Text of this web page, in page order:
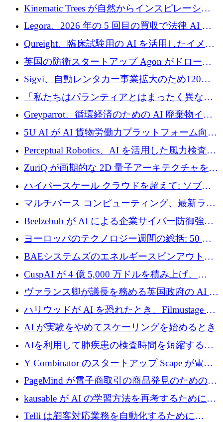
Intropy が 1,100 万ドルを調達
Kinematic Trees が自然からインスピレーショ
ンを得たロボット ソフトウェアを拡張するた
めに 58 万 5,000 ポンドを調達
Legora、2026 年の 5 回目の買収で法律 AI ス
タートアップ Wexler を買収
Qureight、臨床試験用の AI を活用したイメー
ジング プラットフォームを拡張するためにシ
リーズ B で 2,000 万ドルを確保
英国の防衛スタートアップ Agon がドローン
攻撃に対抗する仮想戦場を構築、3,000 万ドル
を調達
Sigvi、自動レンタカー事業拡大のため120万
ユーロを調達
「私たちはパランティアとはまったく異なる
会社です」とフランス人の「控えめな」後任
者は言う
Greyparrot、循環経済のための AI 廃棄物イン
テリジェンスを拡張するためにシリーズ B で
2,700 万ドルを確保
5U AI が AI 貨物労働力プラットフォーム向け
に 320 万ドルのプレシードを獲得
Perceptual Robotics、AI を活用した風力検査の
規模拡大に向けて 400 万ポンド以上を確保
ZuriQ が画期的な 2D 量子アーキテクチャを拡
張するために 2,550 万ドルを調達
ハイパースケール クラウドを超えて: ソブリ
ン コンピューティングに対する DFINITY の
ビジョン
マルチバース コンピューティング、最新ラウ
ンドで最大 5 億 7,000 万ドルを目標
Beelzebub が AI による企業サイバー防御強化
のために 300 万ユーロを調達
ヨーロッパのテクノロジー週間の総括: 50 以
上の取引に 10 億ユーロ以上を投資
BAEシステムズのエネルギースピンアウト原
子力タービンが1500万ポンドの資金調達でス
テルスから浮上
CuspAI が 4 億 5,000 万ドルを積み上げ、
Resist.UA が 5,000 万ユーロの基金を立ち上
げ、DSIT が廃止される
ヴァランス卿が議長を務める英国政府の AI タ
スクフォースが発足
ハリウッドが AI を恐れたとき、Filmustage は
代わりにプリプロダクションに賭けました
AI が実験をやめてスケーリングを始めるとき
AIを利用して肺疾患の検査時間を短縮する英
国のヘルステック挑戦者が1900万ドルを獲得
Y Combinator のスタートアップ Scape が電子
メールを再考するために 320 万ドルを調達し
てステルスから浮上
PageMind が電子商取引の商品発見のための
AI を拡張するために 120 万ユーロを調達
kausable が AI の学習方法を再考するために
1,200 万ユーロを調達
Telli は顧客対応業務を自動化するために